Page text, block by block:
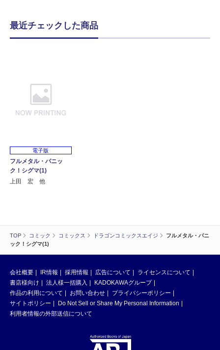
TOP コミック コミックス ドラゴンコミックスエイジ
フルメタル・パニ
ック！シグマ(1)
最近チェックした商品
電子版
フルメタル・パニッ
ク！シグマ(1)
上田 宏 他
会社概要 IR情報 採用情報 広告について
ライセンスについて
書店様向け
法人様一括購入
KADOKAWAグループ
作品の利用について
お問い合わせ
プライバシーポリシー
サイトポリシー
Do Not Sell or Share My Personal Information
利用者情報の外部送信について